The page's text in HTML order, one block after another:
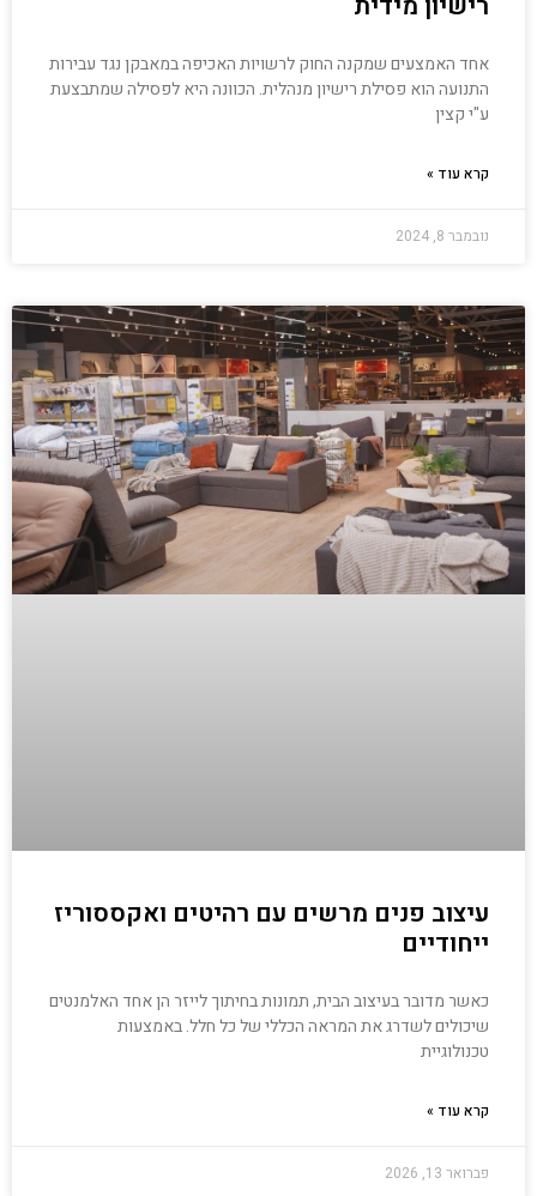
אחד האמצעים שמקנה החוק לרשויות האכיפה במאבקן נגד עבירות
התנועה הוא פסילת רישיון מנהלית. הכוונה היא לפסילה שמתבצעת
ע"י קצין
קרא עוד »
נובמבר 8, 2024
עיצוב פנים מרשים עם רהיטים ואקססוריז
ייחודיים
כאשר מדובר בעיצוב הבית, תמונות בחיתוך לייזר הן אחד האלמנטים
שיכולים לשדרג את המראה הכללי של כל חלל. באמצעות
טכנולוגיית
קרא עוד »
פברואר 13, 2026